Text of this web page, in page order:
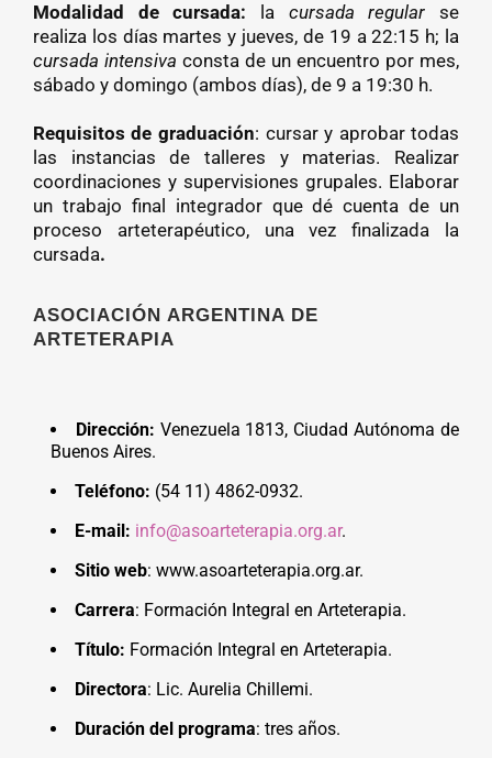
Modalidad de cursada: la cursada regular se
realiza los días martes y jueves, de 19 a 22:15 h; la
cursada intensiva consta de un encuentro por mes,
sábado y domingo (ambos días), de 9 a 19:30 h.
Requisitos de graduación: cursar y aprobar todas
las instancias de talleres y materias. Realizar
coordinaciones y supervisiones grupales. Elaborar
un trabajo final integrador que dé cuenta de un
proceso arteterapéutico, una vez finalizada la
cursada.
ASOCIACIÓN ARGENTINA DE
ARTETERAPIA
Dirección: Venezuela 1813, Ciudad Autónoma de
Buenos Aires.
Teléfono: (54 11) 4862-0932.
E-mail: info@asoarteterapia.org.ar.
Sitio web: www.asoarteterapia.org.ar.
Carrera: Formación Integral en Arteterapia.
Título: Formación Integral en Arteterapia.
Directora: Lic. Aurelia Chillemi.
Duración del programa: tres años.